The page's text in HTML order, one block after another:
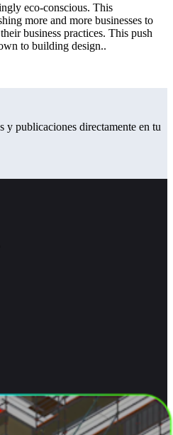
eco-conscious. This
more and more businesses to
business practices. This push
to building design..
y publicaciones directamente en tu